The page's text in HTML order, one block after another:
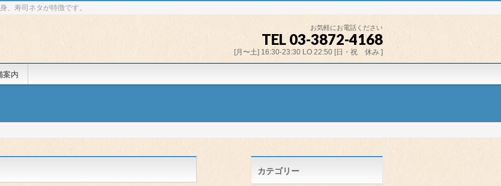
寿司ネタが特徴です。
お気軽にお電話ください
TEL 03-3872-4168
[月〜土] 16:30-23:30 LO 22:50 [日・祝 休み ]
案内
カテゴリー